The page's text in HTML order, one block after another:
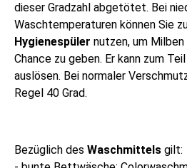
dieser Gradzahl abgetötet. Bei
Waschtemperaturen können Sie
Hygienespüler nutzen, um
Chance zu geben. Er kann zum
auslösen. Bei normaler
Regel 40 Grad.
Bezüglich des Waschmittels gilt: